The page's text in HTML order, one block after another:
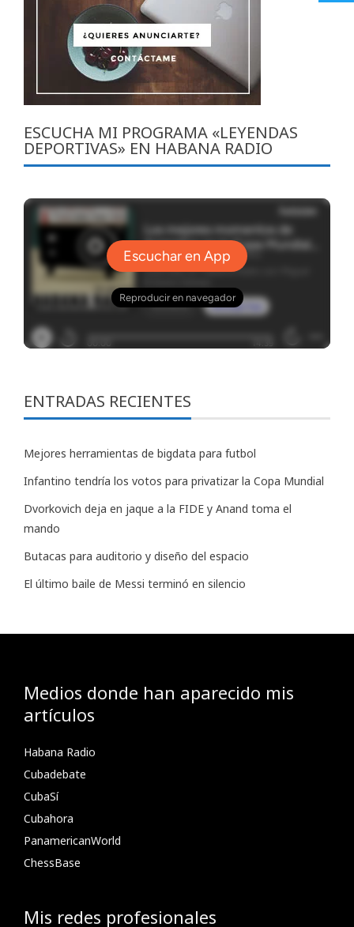
ESCUCHA MI PROGRAMA «LEYENDAS
DEPORTIVAS» EN HABANA RADIO
ENTRADAS RECIENTES
Mejores herramientas de bigdata para futbol
Infantino tendría los votos para privatizar la Copa Mundial
Dvorkovich deja en jaque a la FIDE y Anand toma el
mando
Butacas para auditorio y diseño del espacio
El último baile de Messi terminó en silencio
Medios donde han aparecido mis
artículos
Habana Radio
Cubadebate
CubaSí
Cubahora
PanamericanWorld
ChessBase
Mis redes profesionales